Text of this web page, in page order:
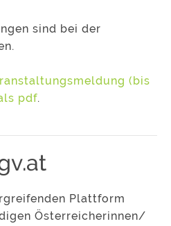
sind bei der
(bis
pdf.
Plattform
Österreicherinnen/